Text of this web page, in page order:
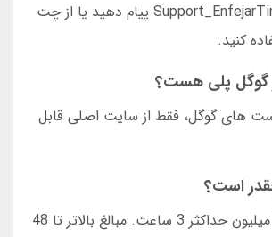
در تلگرام @Support_EnfejarTime24 پیام دهید یا از چت
کنید.
گوگل پلی هست؟
های گوگل، فقط از سایت اصلی قابل
است؟
برای مبالغ زیر 10 میلیون حداکثر 3 ساعت. مبالغ بالاتر تا 48